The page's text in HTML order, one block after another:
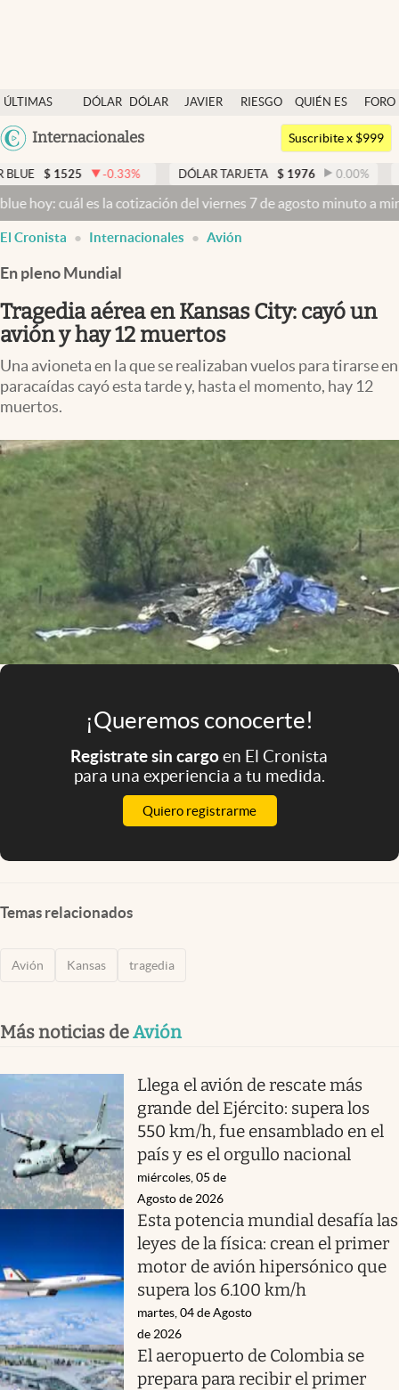
ÚLTIMAS
NOTICIAS
DÓLAR
DÓLAR
JAVIER
RIESGO
QUIÉN ES
QUIÉN
FORO
Argentina
México
Internacionales
Dólar
Members
Economía y Política
Finanzas y Mercados
Mercados Online
Negocios
Columnistas
Otras secciones
Apertura
Infotechnology
Clase
Clima
Mundial 2026
Eventos Corporativos
El Cronista Studio
Mediakit
abre en nueva pestaña
Argentina
Suscribite x $999
-0.33 % DÓLAR TARJETA $ 1976 0.00% DÓLAR MEP
la cotización del viernes 7 de agosto minuto a minutoDólar hoy
El Cronista Internacionales Avión
En pleno Mundial
Tragedia aérea en Kansas City: cayó un
avión y hay 12 muertos
Una avioneta en la que se realizaban vuelos para tirarse en
paracaídas cayó esta tarde y, hasta el momento, hay 12
muertos.
¡Queremos conocerte!
Registrate sin cargoen El Cronista
para una experiencia a tu medida.
Quiero registrarme
Temas relacionados
Avión Kansas tragedia
Más noticias deAvión
Llega el avión de rescate más
grande del Ejército: supera los
550 km/h, fue ensamblado en el
país y es el orgullo nacional
miércoles, 05 de
Agosto de 2026
Esta potencia mundial desafía las
leyes de la física: crean el primer
motor de avión hipersónico que
supera los 6.100 km/h
martes, 04 de Agosto
de 2026
El aeropuerto de Colombia se
prepara para recibir el primer